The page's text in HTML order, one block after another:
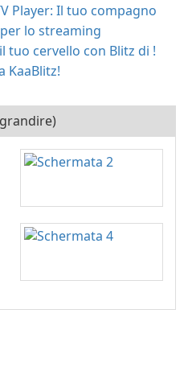
Player: Il tuo compagno
lo streaming
tuo cervello con Blitz di !
KaaBlitz!